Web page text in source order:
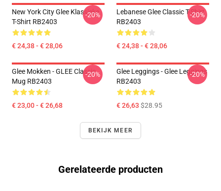
New York City Glee Klassieke
T-Shirt RB2403
€ 24,38 - € 28,06
-20%
Lebanese Glee Classic T-Shirt
RB2403
€ 24,38 - € 28,06
-20%
Glee Mokken - GLEE Classic
Mug RB2403
€ 23,00 - € 26,68
-20%
Glee Leggings - Glee Leggings
RB2403
€ 26,63 $28.95
-20%
BEKIJK MEER
Gerelateerde producten